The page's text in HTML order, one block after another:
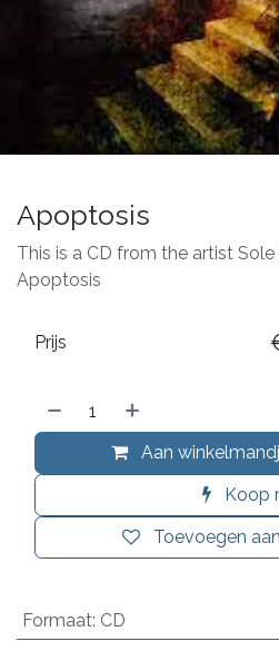
Apoptosis
This is a CD from the artist
Apoptosis
Aan
Koop
Toevoegen
Prijs
Formaat: CD